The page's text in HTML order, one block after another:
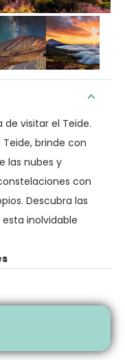
de visitar el Teide.
brinde con
las nubes y
con
Descubra las
inolvidable